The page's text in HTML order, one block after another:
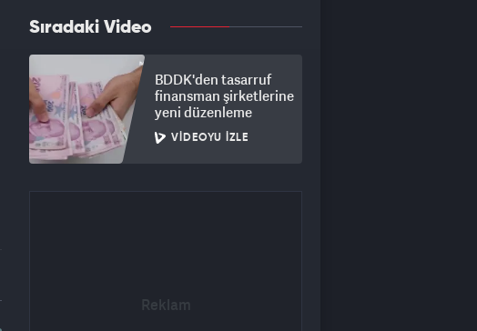
Sıradaki Video
BDDK'den tasarruf
finansman şirketlerine
yeni düzenleme
VIDEOYU İZLE